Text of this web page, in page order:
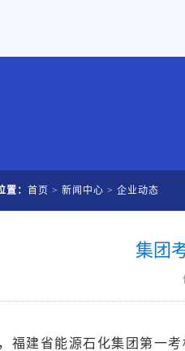
置： 首页 > 新闻中心 > 企业动态
集团
，福建省能源石化集团第一